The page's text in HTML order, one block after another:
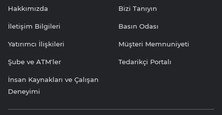
Hakkımızda Bizi Tanıyın
İletişim Bilgileri Basın Odası
Yatırımcı İlişkileri Müşteri Memnuniyeti
Şube ve ATM'ler Tedarikçi Portalı
İnsan Kaynakları ve Çalışan
Deneyimi